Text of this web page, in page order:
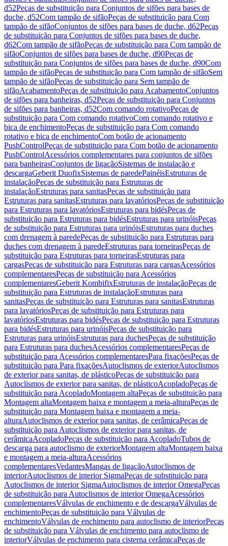
d52Peças de substituição para Conjuntos de sifões para bases de
duche, d52Com tampão de sifãoPeças de substituição para Com
tampão de sifãoConjuntos de sifões para bases de duche, d62Peças
de substituição para Conjuntos de sifões para bases de duche,
d62Com tampão de sifãoPeças de substituição para Com tampão de
sifãoConjuntos de sifões para bases de duche, d90Peças de
substituição para Conjuntos de sifões para bases de duche, d90Com
tampão de sifãoPeças de substituição para Com tampão de sifãoSem
tampão de sifãoPeças de substituição para Sem tampão de
sifãoAcabamentoPeças de substituição para AcabamentoConjuntos
de sifões para banheiras, d52Peças de substituição para Conjuntos
de sifões para banheiras, d52Com comando rotativoPeças de
substituição para Com comando rotativoCom comando rotativo e
bica de enchimentoPeças de substituição para Com comando
rotativo e bica de enchimentoCom botão de acionamento
PushControlPeças de substituição para Com botão de acionamento
PushControlAcessórios complementares para conjuntos de sifões
para banheirasConjuntos de ligaçãoSistemas de instalação e
descargaGeberit DuofixSistemas de paredePainéisEstruturas de
instalaçãoPeças de substituição para Estruturas de
instalaçãoEstruturas para sanitasPeças de substituição para
Estruturas para sanitasEstruturas para lavatóriosPeças de substituição
para Estruturas para lavatóriosEstruturas para bidésPeças de
substituição para Estruturas para bidésEstruturas para urinóisPeças
de substituição para Estruturas para urinóisEstruturas para duches
com drenagem à paredePeças de substituição para Estruturas para
duches com drenagem à paredeEstruturas para torneirasPeças de
substituição para Estruturas para torneirasEstruturas para
cargasPeças de substituição para Estruturas para cargasAcessórios
complementaresPeças de substituição para Acessórios
complementaresGeberit KombifixEstruturas de instalaçãoPeças de
substituição para Estruturas de instalaçãoEstruturas para
sanitasPeças de substituição para Estruturas para sanitasEstruturas
para lavatóriosPeças de substituição para Estruturas para
lavatóriosEstruturas para bidésPeças de substituição para Estruturas
para bidésEstruturas para urinóisPeças de substituição para
Estruturas para urinóisEstruturas para duchesPeças de substituição
para Estruturas para duchesAcessórios complementaresPeças de
substituição para Acessórios complementaresPara fixaçõesPeças de
substituição para Para fixaçõesAutoclismos de exteriorAutoclismos
de exterior para sanitas, de plásticoPeças de substituição para
Autoclismos de exterior para sanitas, de plásticoAcopladoPeças de
substituição para AcopladoMontagem altaPeças de substituição para
Montagem altaMontagem baixa e montagem a meia-alturaPeças de
substituição para Montagem baixa e montagem a meia-
alturaAutoclismos de exterior para sanitas, de cerâmicaPeças de
substituição para Autoclismos de exterior para sanitas, de
cerâmicaAcopladoPeças de substituição para AcopladoTubos de
descarga para autoclismo de exteriorMontagem altaMontagem baixa
e montagem a meia-alturaAcessórios
complementaresVedantesMangas de ligaçãoAutoclismos de
interiorAutoclismos de interior SigmaPeças de substituição para
Autoclismos de interior SigmaAutoclismos de interior OmegaPeças
de substituição para Autoclismos de interior OmegaAcessórios
complementaresVálvulas de enchimento e de descargaVálvulas de
enchimentoPeças de substituição para Válvulas de
enchimentoVálvulas de enchimento para autoclismo de interiorPeças
de substituição para Válvulas de enchimento para autoclismo de
interiorVálvulas de enchimento para cisterna cerâmicaPeças de